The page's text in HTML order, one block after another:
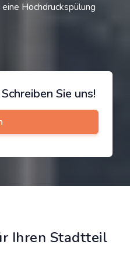
Hochdruckspülung
Sie uns!
Ihren Stadtteil